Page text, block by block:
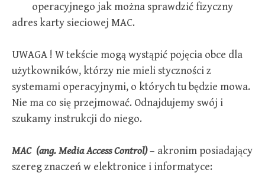
operacyjnego jak można sprawdzić fizyczny
adres karty sieciowej MAC.
UWAGA ! W tekście mogą wystąpić pojęcia obce dla
użytkowników, którzy nie mieli styczności z
systemami operacyjnymi, o których tu będzie mowa.
Nie ma co się przejmować. Odnajdujemy swój i
szukamy instrukcji do niego.
MAC (ang. Media Access Control)– akronim posiadający
szereg znaczeń w elektronice i informatyce: